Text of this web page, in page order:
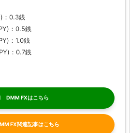
：0.3銭
：0.5銭
：1.0銭
：0.7銭
DMM FX
FX関連記事